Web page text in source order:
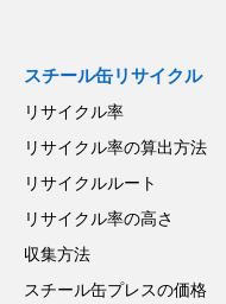
スチール缶リサイクル
リサイクル率
リサイクル率の算出方法
リサイクルルート
リサイクル率の高さ
収集方法
スチール缶プレスの価格